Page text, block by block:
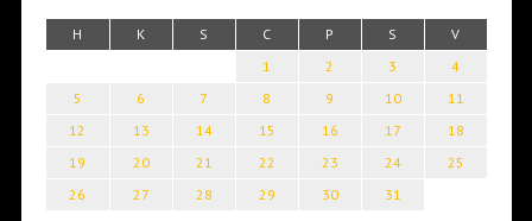
H K S C P S V
1 2 3
4
5
6 7 8 9 10
11
12
13 14 15 16 17
18
19
20 21 22 23 24
25
26
27 28 29 30 31